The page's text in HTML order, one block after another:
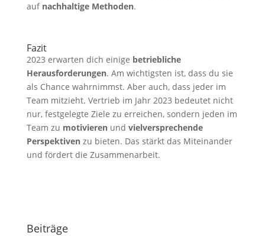
auf nachhaltige Methoden.
Fazit
2023 erwarten dich einige betriebliche
Herausforderungen. Am wichtigsten ist, dass du sie
als Chance wahrnimmst. Aber auch, dass jeder im
Team mitzieht. Vertrieb im Jahr 2023 bedeutet nicht
nur, festgelegte Ziele zu erreichen, sondern jeden im
Team zu motivierenund vielversprechende
Perspektivenzu bieten. Das stärkt das Miteinander
und fördert die Zusammenarbeit.
Beiträge